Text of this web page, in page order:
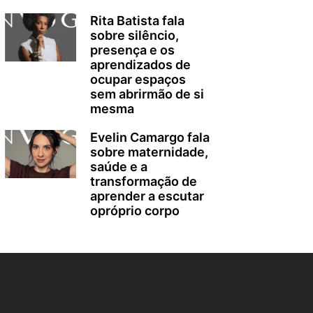
Rita Batista fala
sobre silêncio,
presença e os
aprendizados de
ocupar espaços
sem abrirmão de si
mesma
Evelin Camargo fala
sobre maternidade,
saúde e a
transformação de
aprender a escutar
opróprio corpo